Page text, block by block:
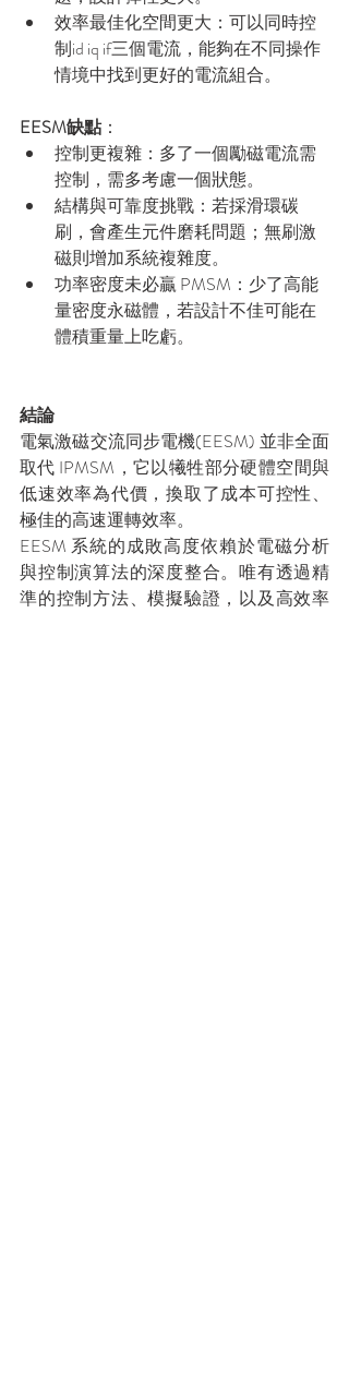
效率最佳化空間更大：可以同時控
制id iq if三個電流，能夠在不同操作
情境中找到更好的電流組合。
EESM缺點 ：
控制更複雜：多了一個勵磁電流需
控制，需多考慮一個狀態。
結構與可靠度挑戰：若採滑環碳
刷，會產生元件磨耗問題；無刷激
磁則增加系統複雜度。
功率密度未必贏 PMSM：少了高能
量密度永磁體，若設計不佳可能在
體積重量上吃虧。
結論
電氣激磁交流同步電機(EESM) 並非全面
取代 IPMSM，它以犧牲部分硬體空間與
低速效率為代價，換取了成本可控性、
極佳的高速運轉效率。
EESM 系統的成敗高度依賴於電磁分析
與控制演算法的深度整合。唯有透過精
準的控制方法、模擬驗證，以及高效率